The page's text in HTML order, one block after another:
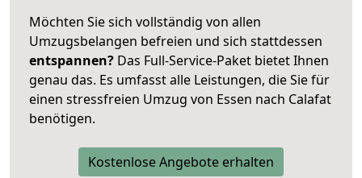
Möchten Sie sich vollständig von allen
Umzugsbelangen befreien und sich stattdessen
entspannen? Das Full-Service-Paket bietet Ihnen
genau das. Es umfasst alle Leistungen, die Sie für
einen stressfreien Umzug von Essen nach Calafat
benötigen.
Kostenlose Angebote erhalten